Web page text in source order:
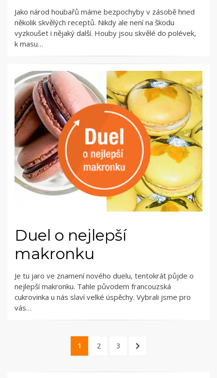
Jako národ houbařů máme bezpochyby v zásobě hned
několik skvělých receptů. Nikdy ale není na škodu
vyzkoušet i nějaký další. Houby jsou skvělé do polévek,
k masu…
Duel o nejlepší
makronku
Je tu jaro ve znamení nového duelu, tentokrát půjde o
nejlepší makronku. Tahle původem francouzská
cukrovinka u nás slaví velké úspěchy. Vybrali jsme pro
vás…
StránkováníPAGE
1 PAGE
2 PAGE
3
NEXT